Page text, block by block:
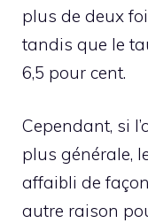
plus de deux
tandis que le
6,5 pour cent.
Cependant, si
plus générale,
affaibli de
autre raison